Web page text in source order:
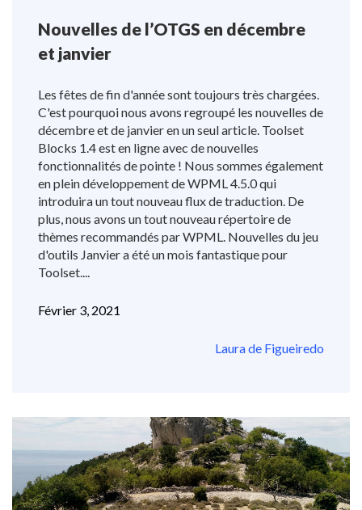
Nouvelles de l’OTGS en décembre
et janvier
Les fêtes de fin d'année sont toujours très chargées.
C'est pourquoi nous avons regroupé les nouvelles de
décembre et de janvier en un seul article. Toolset
Blocks 1.4 est en ligne avec de nouvelles
fonctionnalités de pointe ! Nous sommes également
en plein développement de WPML 4.5.0 qui
introduira un tout nouveau flux de traduction. De
plus, nous avons un tout nouveau répertoire de
thèmes recommandés par WPML. Nouvelles du jeu
d'outils Janvier a été un mois fantastique pour
Toolset....
Février 3, 2021
Laura de Figueiredo